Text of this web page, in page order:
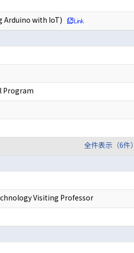
Arduino with IoT)
Program
全件表示（6件）
Visiting Professor